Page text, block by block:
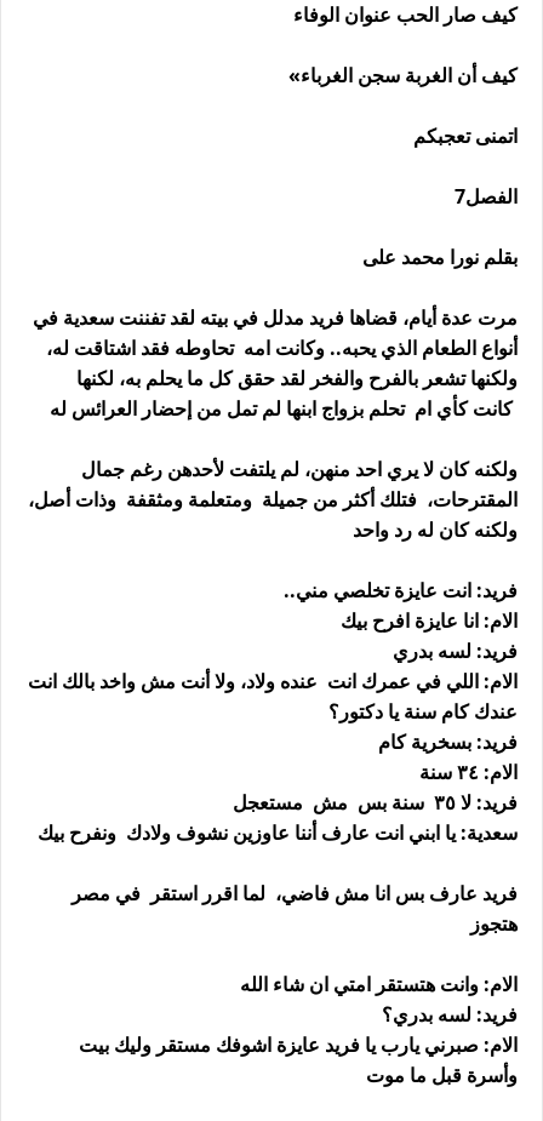
كيف صار الحب عنوان الوفاء
كيف أن الغربة سجن الغرباء»
اتمنى تعجبكم
الفصل7
بقلم نورا محمد على
مرت عدة أيام، قضاها فريد مدلل في بيته لقد تفننت سعدية في
أنواع الطعام الذي يحبه.. وكانت امه تحاوطه فقد اشتاقت له،
ولكنها تشعر بالفرح والفخر لقد حقق كل ما يحلم به، لكنها
كانت كأي ام تحلم بزواج ابنها لم تمل من إحضار العرائس له
ولكنه كان لا يري احد منهن، لم يلتفت لأحدهن رغم جمال
المقترحات، فتلك أكثر من جميلة ومتعلمة ومثقفة وذات أصل،
ولكنه كان له رد واحد
فريد: انت عايزة تخلصي مني..
الام: انا عايزة افرح بيك
فريد: لسه بدري
الام: اللي في عمرك انت عنده ولاد، ولا أنت مش واخد بالك انت
عندك كام سنة يا دكتور؟
فريد: بسخرية كام
الام: ٣٤ سنة
فريد: لا ٣٥ سنة بس مش مستعجل
سعدية: يا ابني انت عارف أننا عاوزين نشوف ولادك ونفرح بيك
فريد عارف بس انا مش فاضي، لما اقرر استقر في مصر
هتجوز
الام: وانت هتستقر امتي ان شاء الله
فريد: لسه بدري؟
الام: صبرني يارب يا فريد عايزة اشوفك مستقر وليك بيت
وأسرة قبل ما موت